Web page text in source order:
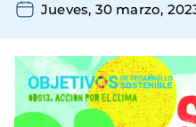
Jueves, 30 marzo,